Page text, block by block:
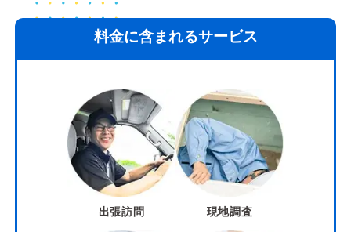
料金に含まれるサービス
出張訪問 現地調査